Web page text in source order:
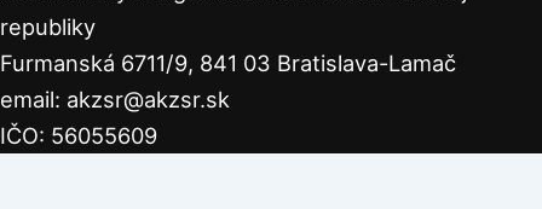
republiky
Furmanská 6711/9, 841 03 Bratislava-Lamač
email: akzsr@akzsr.sk
IČO: 56055609